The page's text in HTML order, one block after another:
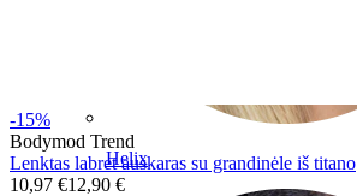
Helix
-15%
Bodymod Trend
Lenktas labret auskaras su grandinėle iš titano
10,97 €12,90 €